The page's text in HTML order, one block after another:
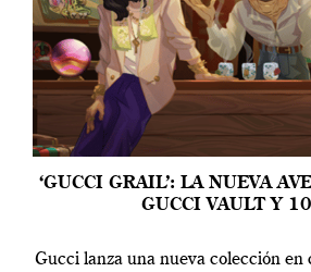
‘GUCCI GRAIL’: LA NUEVA
GUCCI VAULT Y
Gucci lanza una nueva colección en